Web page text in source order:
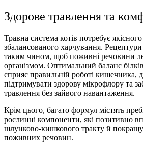
Здорове травлення та
Травна система котів потребує
збалансованого харчування. Рецептури
таким чином, щоб поживні речовини
організмом. Оптимальний баланс
сприяє правильній роботі кишечника,
підтримувати здорову мікрофлору та
травлення без зайвого навантаження.
Крім цього, багато формул містять
рослинні компоненти, які позитивно
шлунково-кишкового тракту й
поживних речовин.